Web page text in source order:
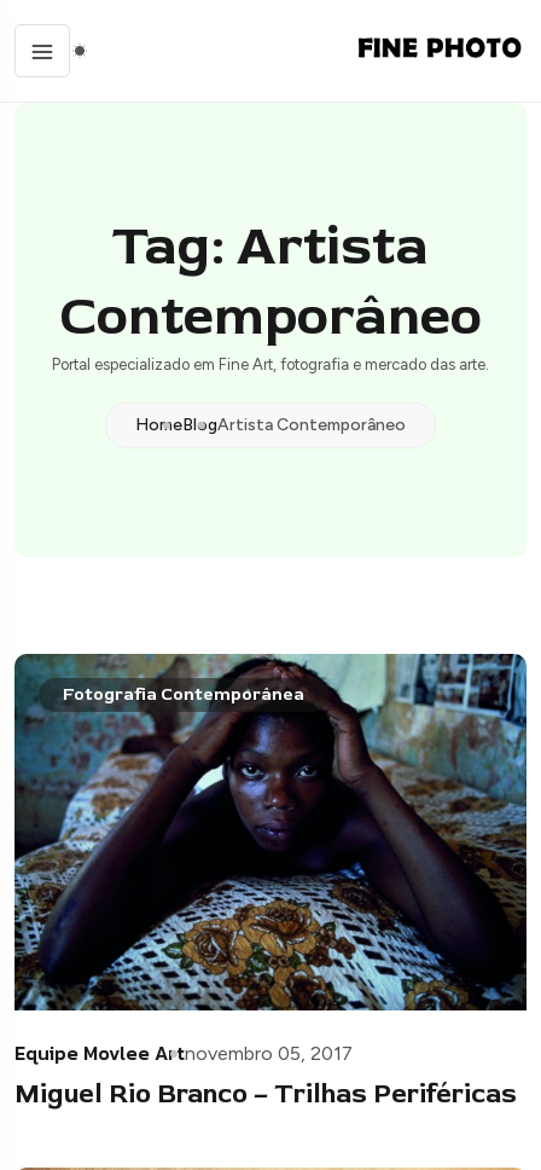
Tag: Artista
Contemporâneo
Portal especializado em Fine Art, fotografia e mercado das arte.
HomeBlogArtista Contemporâneo
Fotografia Contemporânea
Equipe Movlee Artnovembro 05, 2017
Miguel Rio Branco – Trilhas Periféricas